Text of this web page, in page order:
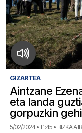
GIZARTEA
Aintzane
eta landa
gorpuzkin
5/02/2024 • 11:45 • BIZKAIA